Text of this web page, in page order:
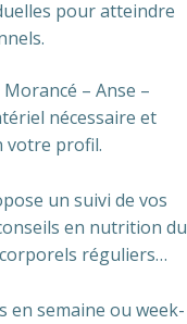
pour atteindre
– Anse –
nécessaire et
votre profil.
un suivi de vos
en nutrition du
réguliers…
en semaine ou week-